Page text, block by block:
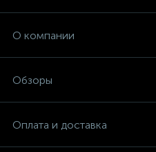
О компании
Обзоры
Оплата и доставка